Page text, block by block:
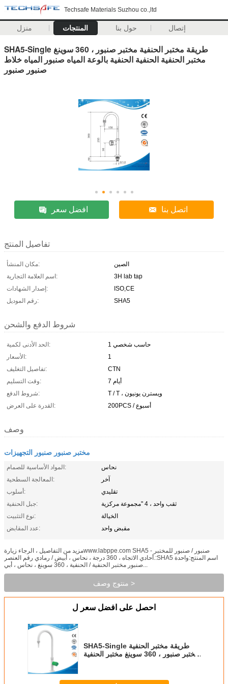
Techsafe Materials Suzhou co.,ltd
منزل المنتجات حول بنا إتصال
SHA5-Single طريقة مختبر الحنفية مختبر صنبور ، 360 سوينغ
مختبر الحنفية الحنفية الحنفية بالوعة المياه صنبور المياه خلاط
صنبور صنبور
افضل سعر اتصل بنا
تفاصيل المنتج
مكان المنشأ:
الصين
اسم العلامة التجارية:
3H lab tap
إصدار الشهادات:
ISO,CE
رقم الموديل:
SHA5
شروط الدفع والشحن
الحد الأدنى لكمية:
حاسب شخصي 1
الأسعار:
1
تفاصيل التغليف:
CTN
وقت التسليم:
7 أيام
شروط الدفع:
T / T ، ويسترن يونيون
القدرة على العرض:
200PCS / أسبوع
وصف
مختبر صنبور صنبور التجهيزات
المواد الأساسية للصمام:
نحاس
المعالجة السطحية:
آخر
أسلوب:
تقليدي
جبل الحنفية:
ثقب واحد ، 4 "مجموعة مركزية
نوع التثبيت:
الخيالة
عدد المقابض:
مقبض واحد
مزيد من التفاصيل ، الرجاء زيارةwww.labppe.com SHA5 - صنبور / صنبور للمختبر
أحادي الاتجاه ، 360 درجة ، نحاس ، أبيض / رمادي رقم العنصر.:SHA5 اسم المنتج:واحدة
صنبور مختبر الحنفية / الحنفية ، 360 سوينغ ، نحاس ، أبي...
منتوج وصف >
احصل على افضل سعر ل
SHA5-Single طريقة مختبر الحنفية
مختبر صنبور ، 360 سوينغ مختبر الحنفية